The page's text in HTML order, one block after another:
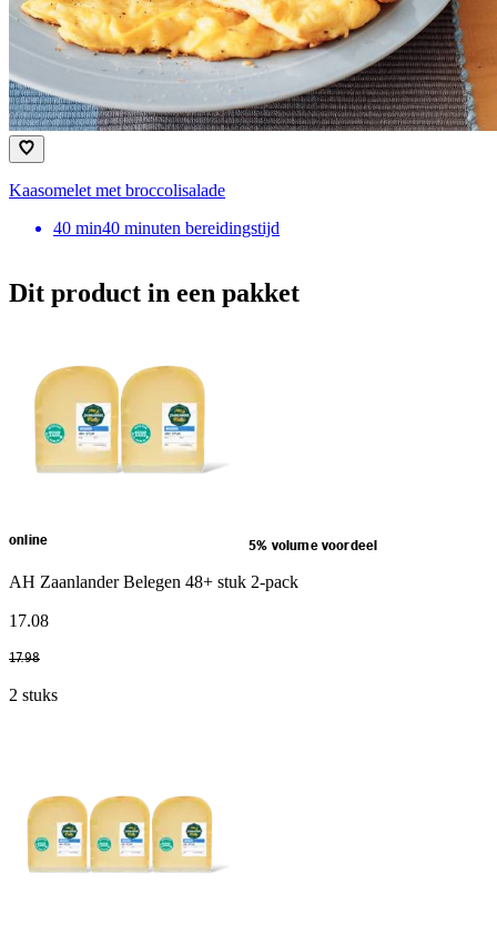
Kaasomelet met broccolisalade
40 min40 minuten bereidingstijd
Dit product in een pakket
online 5% volume voordeel
AH Zaanlander Belegen 48+ stuk 2-pack
17.08
17.98
2 stuks